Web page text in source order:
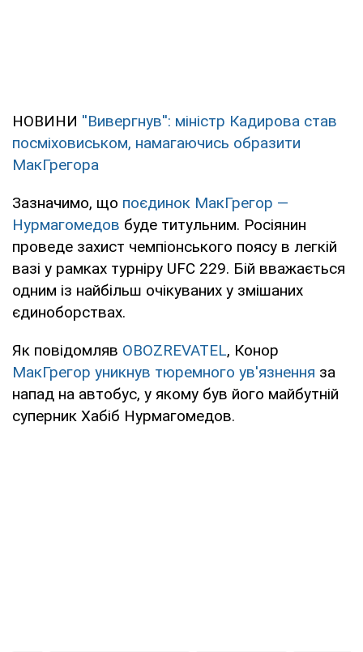
НОВИНИ ''Вивергнув'': міністр Кадирова став
посміховиськом, намагаючись образити
МакГрегора
Зазначимо, що поєдинок МакГрегор —
Нурмагомедов буде титульним. Росіянин
проведе захист чемпіонського поясу в легкій
вазі у рамках турніру UFC 229. Бій вважається
одним із найбільш очікуваних у змішаних
єдиноборствах.
Як повідомляв OBOZREVATEL, Конор
МакГрегор уникнув тюремного ув'язнення за
напад на автобус, у якому був його майбутній
суперник Хабіб Нурмагомедов.